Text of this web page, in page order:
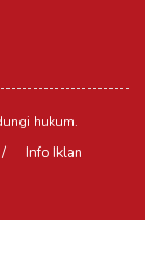
hukum.
Info Iklan